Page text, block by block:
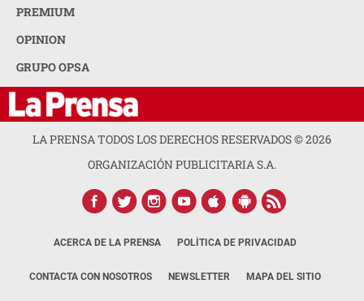
PREMIUM
OPINION
GRUPO OPSA
LA PRENSA TODOS LOS DERECHOS RESERVADOS ©2026
ORGANIZACIÓN PUBLICITARIA S.A.
ACERCA DE LA PRENSA POLÍTICA DE PRIVACIDAD
CONTACTA CON NOSOTROS NEWSLETTER MAPA DEL SITIO